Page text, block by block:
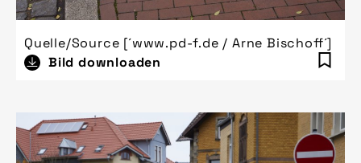
Quelle/Source [´www.pd-f.de / Arne Bischoff´]
Bild downloaden